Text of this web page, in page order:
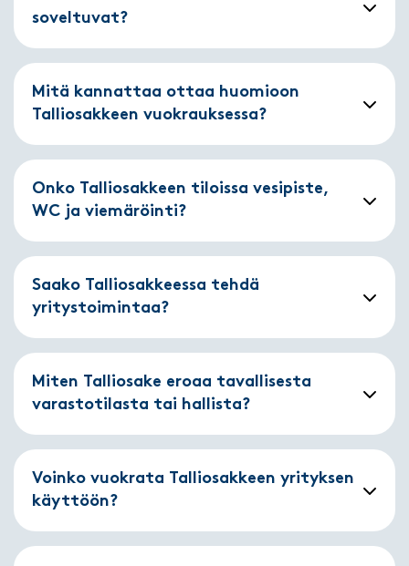
soveltuvat?
Mitä kannattaa ottaa huomioon
Talliosakkeen vuokrauksessa?
Onko Talliosakkeen tiloissa vesipiste,
WC ja viemäröinti?
Saako Talliosakkeessa tehdä
yritystoimintaa?
Miten Talliosake eroaa tavallisesta
varastotilasta tai hallista?
Voinko vuokrata Talliosakkeen yrityksen
käyttöön?